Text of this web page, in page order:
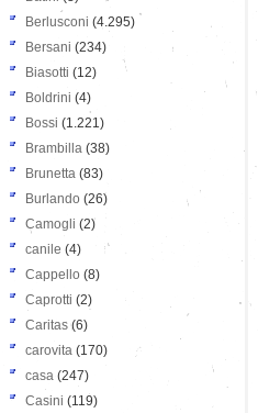
Berlusconi (4.295)
Bersani (234)
Biasotti (12)
Boldrini (4)
Bossi (1.221)
Brambilla (38)
Brunetta (83)
Burlando (26)
Camogli (2)
canile (4)
Cappello (8)
Caprotti (2)
Caritas (6)
carovita (170)
casa (247)
Casini (119)